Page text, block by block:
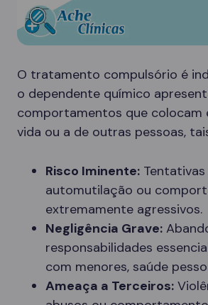
O tratamento compulsório é
o dependente químico
comportamentos que colocam
vida ou a de outras pessoas,
Risco Iminente:
automutilação ou
extremamente agressivos.
Negligência Grave:
responsabilidades
com menores, saúde
Ameaça a Terceiros: